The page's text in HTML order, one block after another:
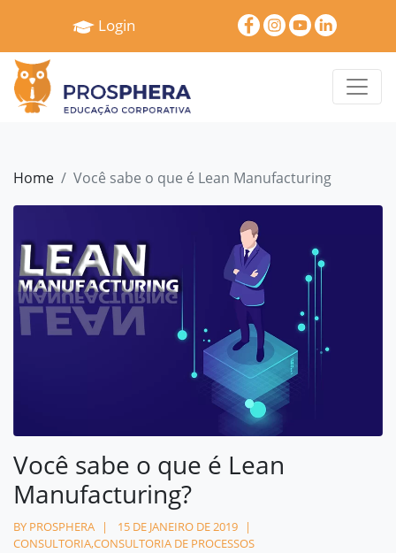
Home
Quem
Gestão
Cases
e
Depoimentos
contato@prosphera.com.br
Login
Home Você sabe o que é Lean Manufacturing?
Você sabe o que é Lean
Manufacturing?
BY PROSPHERA
15 DE JANEIRO DE 2019
CONSULTORIA,CONSULTORIA DE PROCESSOS